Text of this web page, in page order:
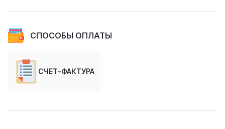
СПОСОБЫ ОПЛАТЫ
СЧЕТ-ФАКТУРА